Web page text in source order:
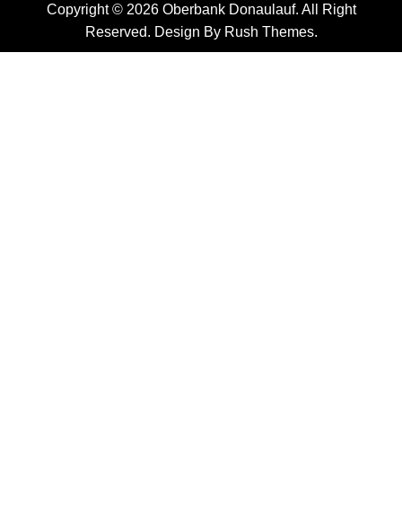
Copyright © 2026 Oberbank Donaulauf. All Right
Reserved. Design By Rush Themes.